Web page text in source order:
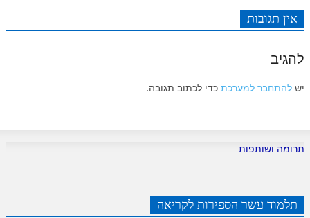
אין תגובות
להגיב
יש להתחבר למערכת כדי לכתוב תגובה.
תרומה ושותפות
תלמוד עשר הספירות לקריאה